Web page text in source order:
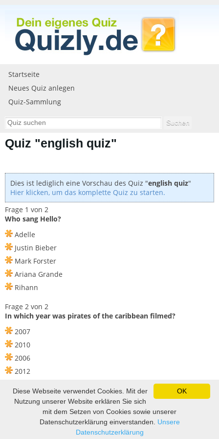
Startseite
Neues Quiz anlegen
Quiz-Sammlung
Quiz "english quiz"
Dies ist lediglich eine Vorschau des Quiz "english quiz"
Hier klicken, um das komplette Quiz zu starten.
Frage 1 von 2
Who sang Hello?
Adelle
Justin Bieber
Mark Forster
Ariana Grande
Rihann
Frage 2 von 2
In which year was pirates of the caribbean filmed?
2007
2010
2006
2012
Impressum und Datenschutz Sitemap
Lustige Bilder, lustige
Videos und Witze|Witze|Sprüche|Fußball Tippspiel
OK
Diese Webseite verwendet Cookies. Mit der
Nutzung unserer Website erklären Sie sich
mit dem Setzen von Cookies sowie unserer
Datenschutzerklärung einverstanden. Unsere
Datenschutzerklärung